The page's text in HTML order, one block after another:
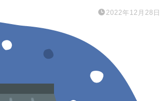
2022年12月28日